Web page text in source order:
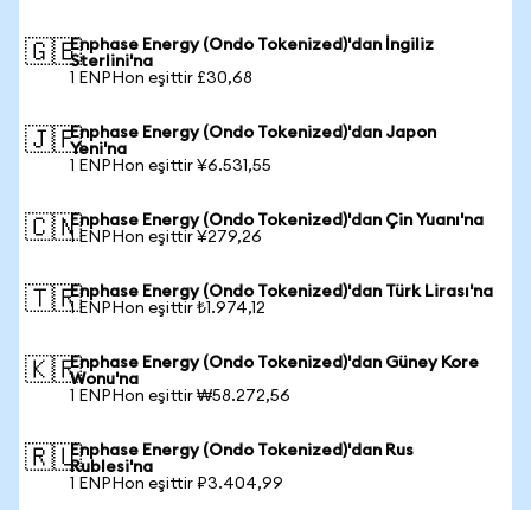
🇬🇧Enphase Energy (Ondo Tokenized)'dan İngiliz
Sterlini'na
1 ENPHon eşittir £30,68
🇯🇵Enphase Energy (Ondo Tokenized)'dan Japon
Yeni'na
1 ENPHon eşittir ¥6.531,55
🇨🇳Enphase Energy (Ondo Tokenized)'dan Çin Yuanı'na
1 ENPHon eşittir ¥279,26
🇹🇷Enphase Energy (Ondo Tokenized)'dan Türk Lirası'na
1 ENPHon eşittir ₺1.974,12
🇰🇷Enphase Energy (Ondo Tokenized)'dan Güney Kore
Wonu'na
1 ENPHon eşittir ₩58.272,56
🇷🇺Enphase Energy (Ondo Tokenized)'dan Rus
Rublesi'na
1 ENPHon eşittir ₽3.404,99